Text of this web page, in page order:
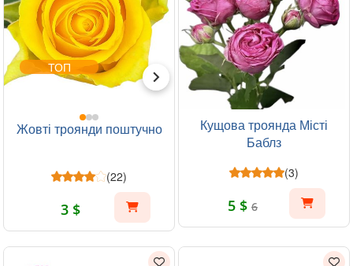
ТОП
Жовті троянди поштучно
(22)
3 $
Кущова троянда Місті
Баблз
(3)
5 $ 6